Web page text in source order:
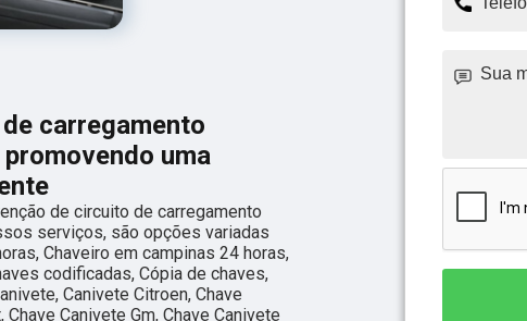
carregamento
uma
de circuito de carregamento
serviços, são opções variadas
Chaveiro em campinas 24 horas,
codificadas, Cópia de chaves,
Canivete Citroen, Chave
Canivete Gm, Chave Canivete